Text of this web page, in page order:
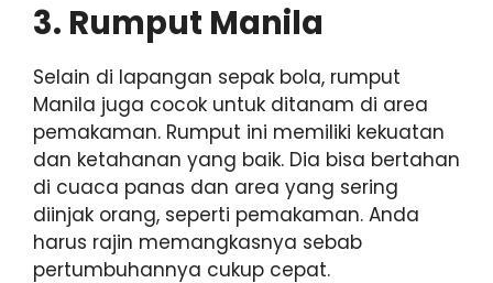
3. Rumput Manila
Selain di lapangan sepak bola, rumput
Manila juga cocok untuk ditanam di area
pemakaman. Rumput ini memiliki kekuatan
dan ketahanan yang baik. Dia bisa bertahan
di cuaca panas dan area yang sering
diinjak orang, seperti pemakaman. Anda
harus rajin memangkasnya sebab
pertumbuhannya cukup cepat.